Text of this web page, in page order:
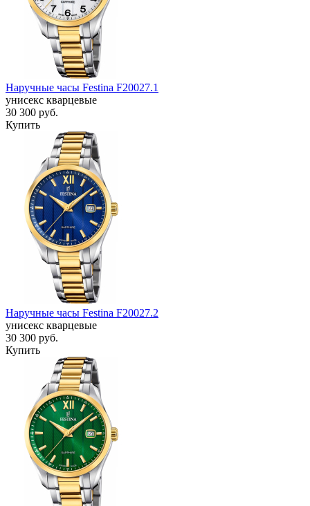
Наручные часы Festina F20027.1
унисекс кварцевые
30 300 руб.
Купить
Наручные часы Festina F20027.2
унисекс кварцевые
30 300 руб.
Купить